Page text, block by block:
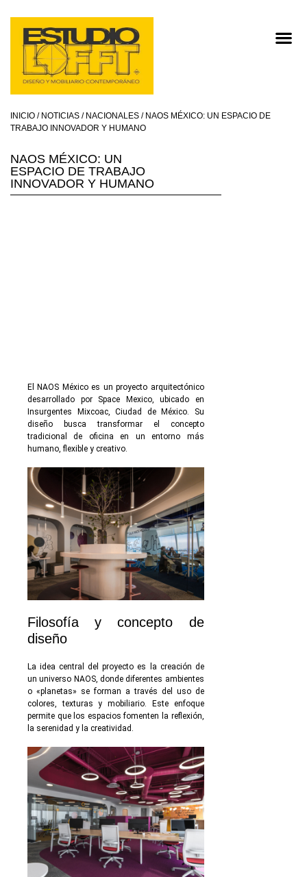
INICIO / NOTICIAS / NACIONALES / NAOS MÉXICO: UN ESPACIO DE
TRABAJO INNOVADOR Y HUMANO
NAOS MÉXICO: UN
ESPACIO DE TRABAJO
INNOVADOR Y HUMANO
El NAOS México es un proyecto arquitectónico
desarrollado por Space Mexico, ubicado en
Insurgentes Mixcoac, Ciudad de México. Su
diseño busca transformar el concepto
tradicional de oficina en un entorno más
humano, flexible y creativo.
Filosofía y concepto de
diseño
La idea central del proyecto es la creación de
un universo NAOS, donde diferentes ambientes
o «planetas» se forman a través del uso de
colores, texturas y mobiliario. Este enfoque
permite que los espacios fomenten la reflexión,
la serenidad y la creatividad.